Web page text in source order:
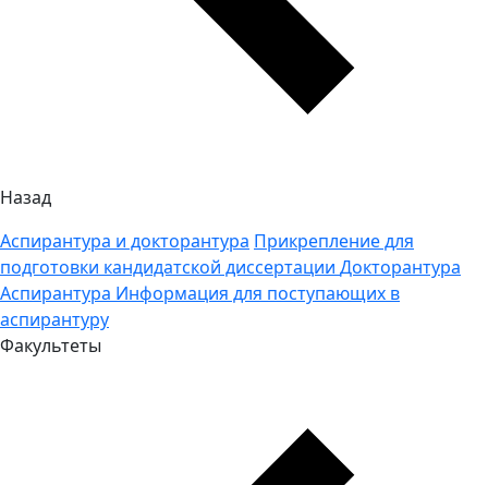
Назад
Аспирантура и докторантура Прикрепление для
подготовки кандидатской диссертации Докторантура
Аспирантура Информация для поступающих в
аспирантуру
Факультеты